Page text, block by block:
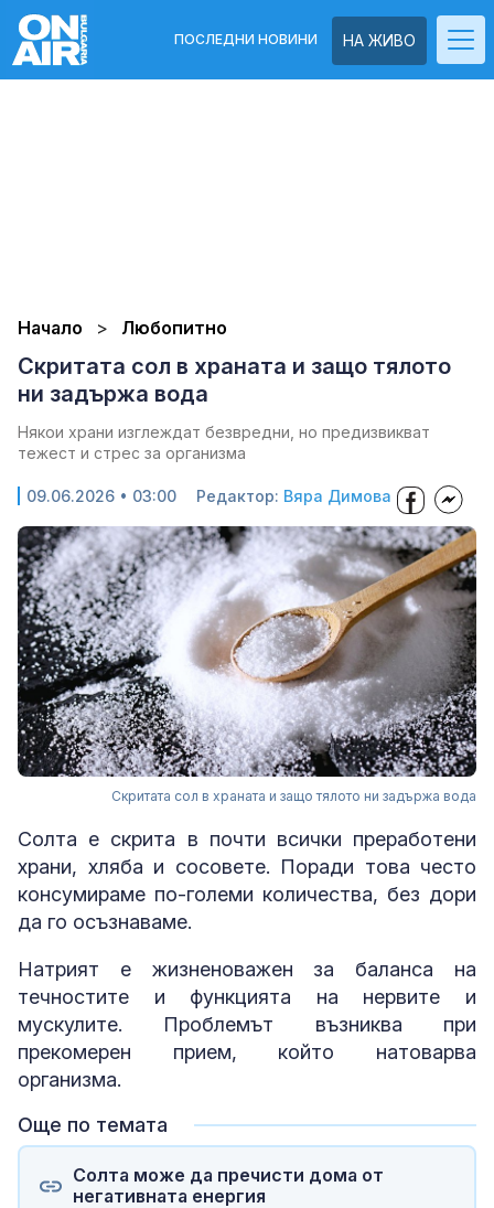
НА ЖИВО
ПОСЛЕДНИ НОВИНИ
Начало Любопитно
Скритата сол в храната и защо тялото
ни задържа вода
Някои храни изглеждат безвредни, но предизвикват
тежест и стрес за организма
09.06.2026 • 03:00 Редактор: Вяра Димова
Скритата сол в храната и защо тялото ни задържа вода
Солта е скрита в почти всички преработени
храни, хляба и сосовете. Поради това често
консумираме по-големи количества, без дори
да го осъзнаваме.
Натрият е жизненоважен за баланса на
течностите и функцията на нервите и
мускулите. Проблемът възниква при
прекомерен прием, който натоварва
организма.
Още по темата
Солта може да пречисти дома от
негативната енергия